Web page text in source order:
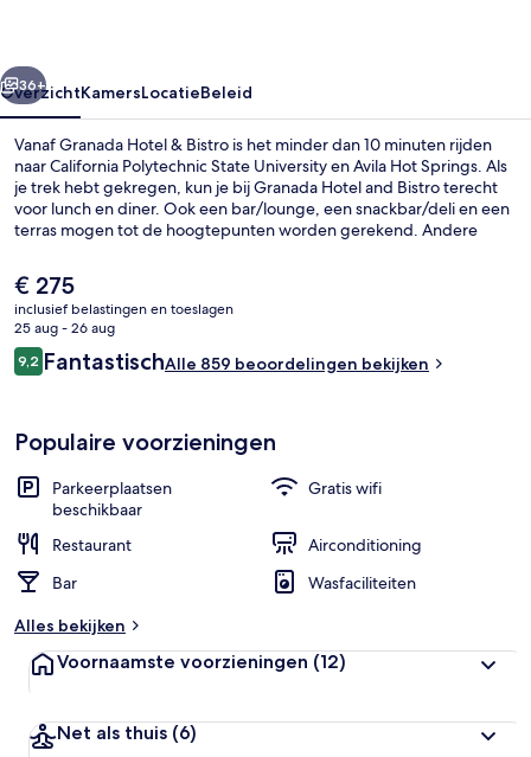
Volgende
36+
OverzichtKamersLocatieBeleid
Vanaf Granada Hotel & Bistro is het minder dan 10 minuten rijden
naar California Polytechnic State University en Avila Hot Springs. Als
je trek hebt gekregen, kun je bij Granada Hotel and Bistro terecht
voor lunch en diner. Ook een bar/lounge, een snackbar/deli en een
terras mogen tot de hoogtepunten worden gerekend. Andere
personeel en de bar.
De
huidige
prijs
is
€ 275
€ 275
inclusief belastingen en toeslagen
25 aug - 26 aug
Beoordelingen
9,29,2 op 10 –
FantastischAlle 859 beoordelingen bekijken
Populaire voorzieningen
Parkeerplaatsen
beschikbaar
Gratis wifi
Restaurant
Airconditioning
Bar
Wasfaciliteiten
Alles bekijken
Voornaamste voorzieningen (12)
Net als thuis (6)